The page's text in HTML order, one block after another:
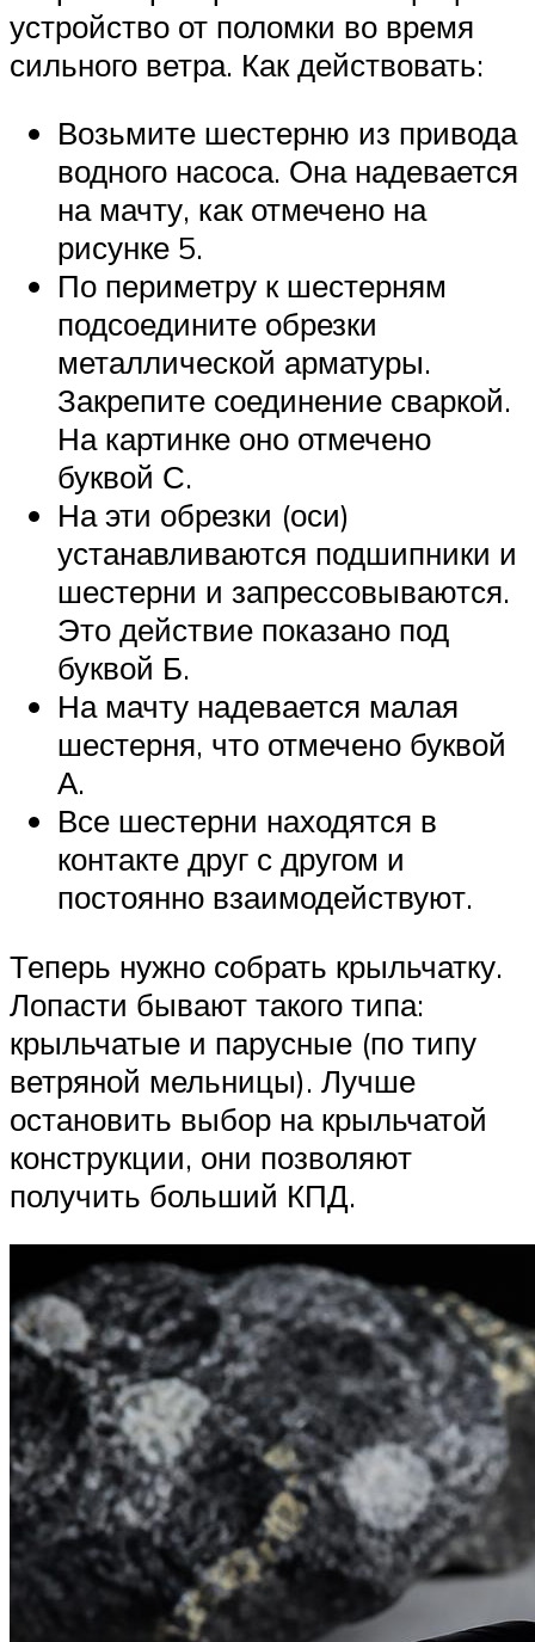
устройство от поломки во время
сильного ветра. Как действовать:
Возьмите шестерню из привода
водного насоса. Она надевается
на мачту, как отмечено на
рисунке 5.
По периметру к шестерням
подсоедините обрезки
металлической арматуры.
Закрепите соединение сваркой.
На картинке оно отмечено
буквой С.
На эти обрезки (оси)
устанавливаются подшипники и
шестерни и запрессовываются.
Это действие показано под
буквой Б.
На мачту надевается малая
шестерня, что отмечено буквой
А.
Все шестерни находятся в
контакте друг с другом и
постоянно взаимодействуют.
Теперь нужно собрать крыльчатку.
Лопасти бывают такого типа:
крыльчатые и парусные (по типу
ветряной мельницы). Лучше
остановить выбор на крыльчатой
конструкции, они позволяют
получить больший КПД.